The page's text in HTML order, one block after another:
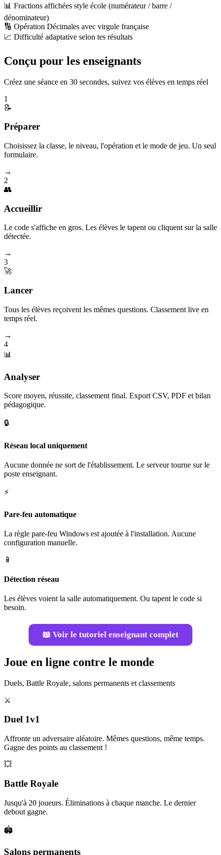
📊 Fractions affichées style école (numérateur / barre /
dénominateur)
🔢 Opération Décimales avec virgule française
📈 Difficulté adaptative selon tes résultats
Conçu pour les enseignants
Créez une séance en 30 secondes, suivez vos élèves en temps réel
1
📝
Préparer
Choisissez la classe, le niveau, l'opération et le mode de jeu. Un seul
formulaire.
→
2
👥
Accueillir
Le code s'affiche en gros. Les élèves le tapent ou cliquent sur la salle
détectée.
→
3
🚀
Lancer
Tous les élèves reçoivent les mêmes questions. Classement live en
temps réel.
→
4
📊
Analyser
Score moyen, réussite, classement final. Export CSV, PDF et bilan
pédagogique.
🔒
Réseau local uniquement
Aucune donnée ne sort de l'établissement. Le serveur tourne sur le
poste enseignant.
⚡
Pare-feu automatique
La règle pare-feu Windows est ajoutée à l'installation. Aucune
configuration manuelle.
📱
Détection réseau
Les élèves voient la salle automatiquement. Ou tapent le code si
besoin.
📖 Voir le tutoriel enseignant complet
Joue en ligne contre le monde
Duels, Battle Royale, salons permanents et classements
⚔️
Duel 1v1
Affronte un adversaire aléatoire. Mêmes questions, même temps.
Gagne des points au classement !
💥
Battle Royale
Jusqu'à 20 joueurs. Éliminations à chaque manche. Le dernier
debout gagne.
🏟️
Salons permanents